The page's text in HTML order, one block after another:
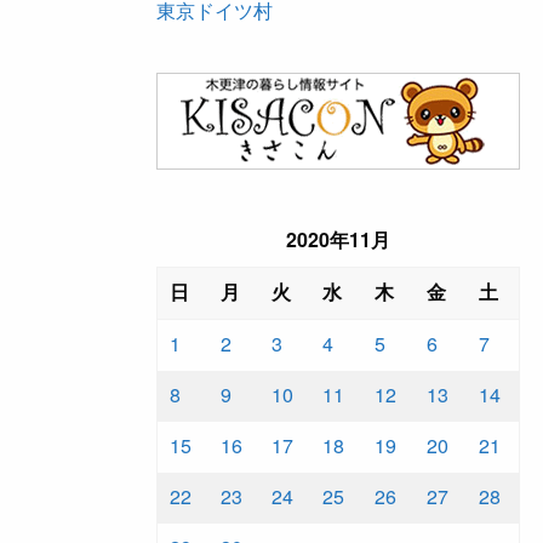
東京ドイツ村
2020年11月
日
月 火 水 木 金
土
1
2 3 4 5 6
7
8
9 10 11 12 13
14
15
16 17 18 19 20
21
22
23 24 25 26 27
28